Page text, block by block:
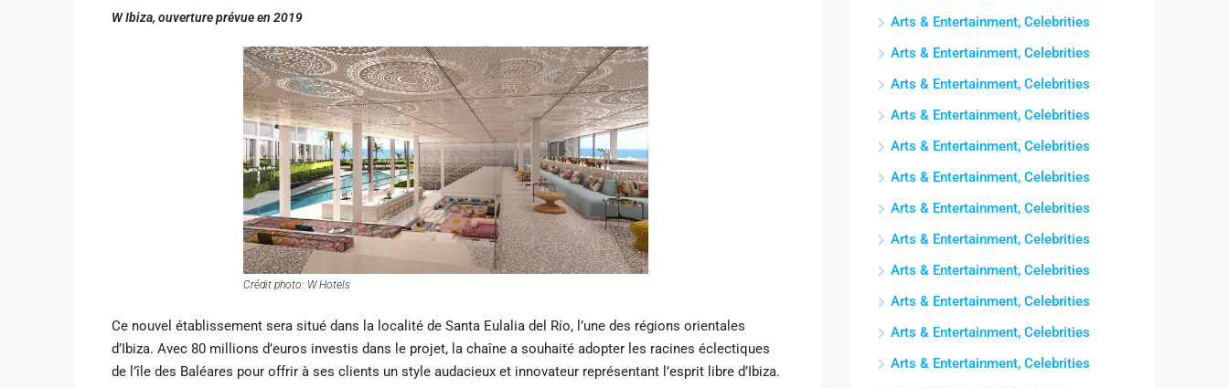
W Ibiza, ouverture prévue en 2019
Crédit photo: W Hotels
Ce nouvel établissement sera situé dans la localité de Santa Eulalia del Río, l’une des régions orientales
d’Ibiza. Avec 80 millions d’euros investis dans le projet, la chaîne a souhaité adopter les racines éclectiques
de l’île des Baléares pour offrir à ses clients un style audacieux et innovateur représentant l’esprit libre d’Ibiza.
Arts & Entertainment, Celebrities
Arts & Entertainment, Celebrities
Arts & Entertainment, Celebrities
Arts & Entertainment, Celebrities
Arts & Entertainment, Celebrities
Arts & Entertainment, Celebrities
Arts & Entertainment, Celebrities
Arts & Entertainment, Celebrities
Arts & Entertainment, Celebrities
Arts & Entertainment, Celebrities
Arts & Entertainment, Celebrities
Arts & Entertainment, Celebrities